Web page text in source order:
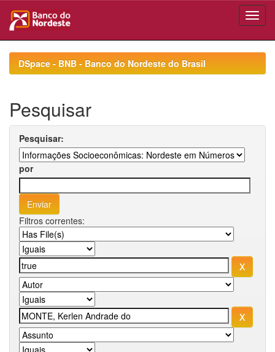
navigationDSpace - BNB - Banco do Nordeste do Brasil
Pesquisar
Pesquisar:
por
Filtros correntes: